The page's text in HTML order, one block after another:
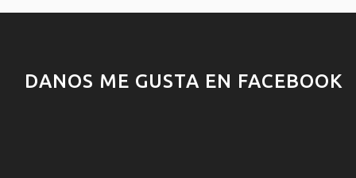
DANOS ME GUSTA EN FACEBOOK